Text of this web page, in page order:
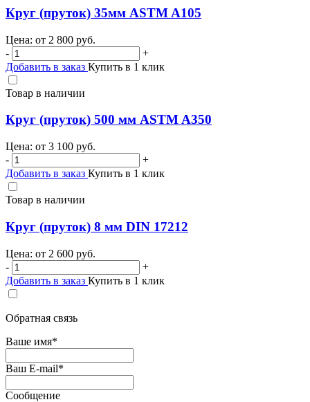
Круг (пруток) 35мм ASTM A105
Цена: от 2 800 руб.
-
+
Добавить в заказ Купить в 1 клик
Товар в наличии
Круг (пруток) 500 мм ASTM A350
Цена: от 3 100 руб.
-
+
Добавить в заказ Купить в 1 клик
Товар в наличии
Круг (пруток) 8 мм DIN 17212
Цена: от 2 600 руб.
-
+
Добавить в заказ Купить в 1 клик
Обратная связь
Ваше имя*
Ваш E-mail*
Сообщение